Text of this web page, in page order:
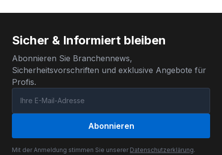
Sicher & Informiert bleiben
Abonnieren Sie Branchennews,
Sicherheitsvorschriften und exklusive Angebote für
Profis.
Abonnieren
Mit der Anmeldung stimmen Sie unserer Datenschutzerklärung.